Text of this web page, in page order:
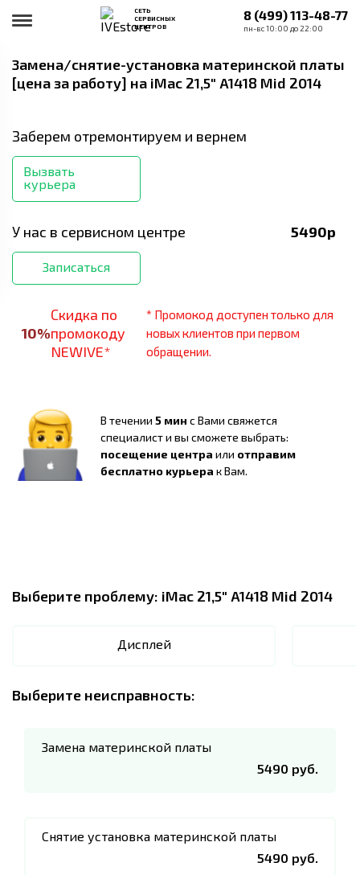
СЕТЬ
СЕРВИСНЫХ
ЦЕНТРОВ
8 (499) 113-48-77
пн-вс 10:00 до 22:00
Замена/снятие-установка материнской платы
[цена за работу] на iMac 21,5" A1418 Mid 2014
Заберем отремонтируем и вернем
Вызвать
курьера
У нас в сервисном центре 5490р
Записаться
10%
Скидка по
промокоду
NEWIVE*
* Промокод доступен только для
новых клиентов при первом
обращении.
В течении 5 мин с Вами свяжется
специалист и вы сможете выбрать:
посещение центра или отправим
бесплатно курьера к Вам.
Выберите проблему: iMac 21,5" A1418 Mid 2014
Дисплей
Выберите неисправность:
Замена материнской платы
5490 руб.
Снятие установка материнской платы
5490 руб.